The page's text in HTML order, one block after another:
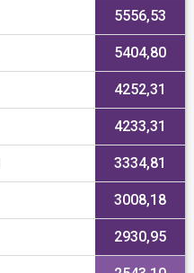
5556,53
5404,80
4252,31
4233,31
3334,81
3008,18
2930,95